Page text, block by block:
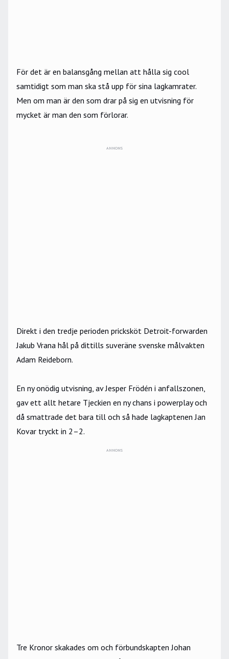
För det är en balansgång mellan att hålla sig cool
samtidigt som man ska stå upp för sina lagkamrater.
Men om man är den som drar på sig en utvisning för
mycket är man den som förlorar.
ANNONS
Direkt i den tredje perioden pricksköt Detroit-forwarden
Jakub Vrana hål på dittills suveräne svenske målvakten
Adam Reideborn.
En ny onödig utvisning, av Jesper Frödén i anfallszonen,
gav ett allt hetare Tjeckien en ny chans i powerplay och
då smattrade det bara till och så hade lagkaptenen Jan
Kovar tryckt in 2–2.
ANNONS
Tre Kronor skakades om och förbundskapten Johan